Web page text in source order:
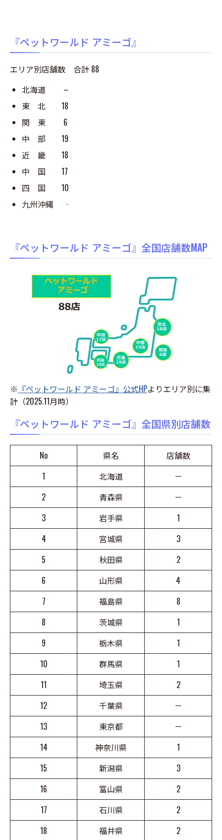
『ペットワールド アミーゴ』
エリア別店舗数 合計 88
北海道 –
東 北 18
関 東 6
中 部 19
近 畿 18
中 国 17
四 国 10
九州沖縄 ‐
『ペットワールド アミーゴ』全国店舗数MAP
※ 『ペットワールド アミーゴ』公式HPよりエリア別に集
計（2025.11月時）
『ペットワールド アミーゴ』全国県別店舗数
No 県名
店舗数
1
北海道
－
2
青森県
－
3
岩手県
1
4
宮城県
3
5
秋田県
2
6
山形県
4
7
福島県
8
8
茨城県
1
9
栃木県
1
10
群馬県
1
11
埼玉県
2
12
千葉県
－
13
東京都
－
14
神奈川県
1
15
新潟県
3
16
富山県
2
17
石川県
2
18
福井県 2